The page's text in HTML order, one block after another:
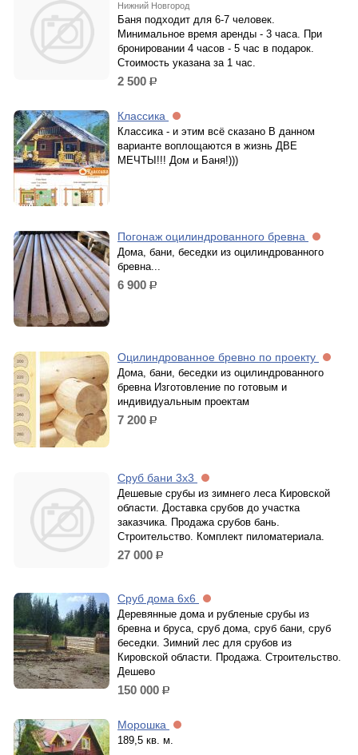
Нижний Новгород
Баня подходит для 6-7 человек.
Минимальное время аренды - 3 часа. При
бронировании 4 часов - 5 час в подарок.
Стоимость указана за 1 час.
2 500 р.
Классика
Классика - и этим всё сказано В данном
варианте воплощаются в жизнь ДВЕ
МЕЧТЫ!!! Дом и Баня!)))
Погонаж оцилиндрованного бревна
Дома, бани, беседки из оцилиндрованного
бревна...
6 900 р.
Оцилиндрованное бревно по проекту
Дома, бани, беседки из оцилиндрованного
бревна Изготовление по готовым и
индивидуальным проектам
7 200 р.
Сруб бани 3х3
Дешевые срубы из зимнего леса Кировской
области. Доставка срубов до участка
заказчика. Продажа срубов бань.
Строительство. Комплект пиломатериала.
27 000 р.
Сруб дома 6х6
Деревянные дома и рубленые срубы из
бревна и бруса, сруб дома, сруб бани, сруб
беседки. Зимний лес для срубов из
Кировской области. Продажа. Строительство.
Дешево
150 000 р.
Морошка
189,5 кв. м.